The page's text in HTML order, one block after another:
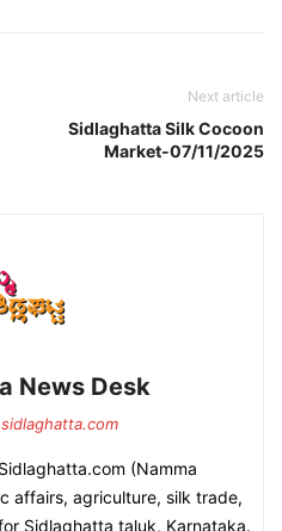
Next article
Sidlaghatta Silk Cocoon
Market-07/11/2025
News Desk
(Namma
affairs, agriculture, silk trade,
Sidlaghatta taluk, Karnataka.